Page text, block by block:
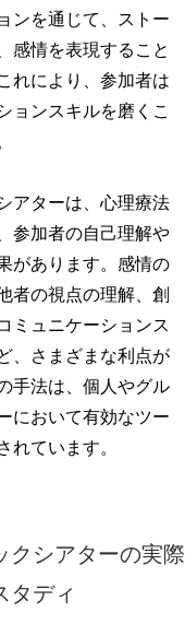
ンを通じて、ストー
感情を表現すること
れにより、参加者は
ョンスキルを磨くこ
アターは、心理療法
参加者の自己理解や
があります。感情の
者の視点の理解、創
ミュニケーションス
、さまざまな利点が
手法は、個人やグル
において有効なツー
れています。
クシアターの実際
タディ